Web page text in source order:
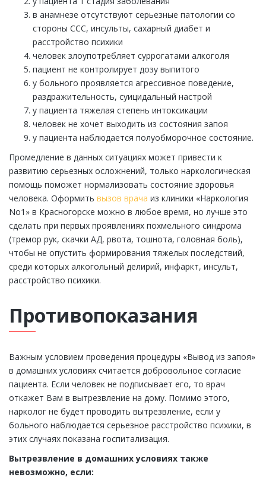
в анамнезе отсутствуют серьезные патологии со
стороны ССС, инсульты, сахарный диабет и
расстройство психики
человек злоупотребляет суррогатами алкоголя
пациент не контролирует дозу выпитого
у больного проявляется агрессивное поведение,
раздражительность, суицидальный настрой
у пациента тяжелая степень интоксикации
человек не хочет выходить из состояния запоя
у пациента наблюдается полуобморочное состояние.
Промедление в данных ситуациях может привести к
развитию серьезных осложнений, только наркологическая
помощь поможет нормализовать состояние здоровья
человека. Оформить вызов врача из клиники «Наркология
No1» в Красногорске можно в любое время, но лучше это
сделать при первых проявлениях похмельного синдрома
(тремор рук, скачки АД, рвота, тошнота, головная боль),
чтобы не опустить формирования тяжелых последствий,
среди которых алкогольный делирий, инфаркт, инсульт,
расстройство психики.
Противопоказания
Важным условием проведения процедуры «Вывод из запоя»
в домашних условиях считается добровольное согласие
пациента. Если человек не подписывает его, то врач
откажет Вам в вытрезвление на дому. Помимо этого,
нарколог не будет проводить вытрезвление, если у
больного наблюдается серьезное расстройство психики, в
этих случаях показана госпитализация.
Вытрезвление в домашних условиях также
невозможно, если: